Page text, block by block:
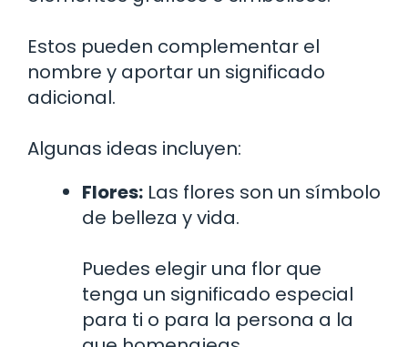
Estos pueden complementar el
nombre y aportar un significado
adicional.
Algunas ideas incluyen:
Flores: Las flores son un símbolo
de belleza y vida.
Puedes elegir una flor que
tenga un significado especial
para ti o para la persona a la